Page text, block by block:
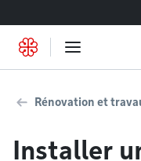
Rénovation et
Installer